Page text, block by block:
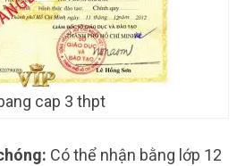
cap 3 thpt
Có thể nhận bằng lớp 12